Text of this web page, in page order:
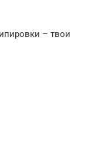
– твои